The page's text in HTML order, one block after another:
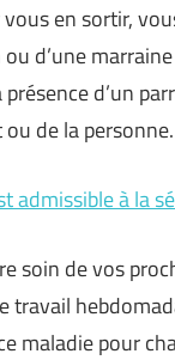
en sortir,
d’une
d’un
ou de la
admissible à la
soin de vos
travail
maladie pour